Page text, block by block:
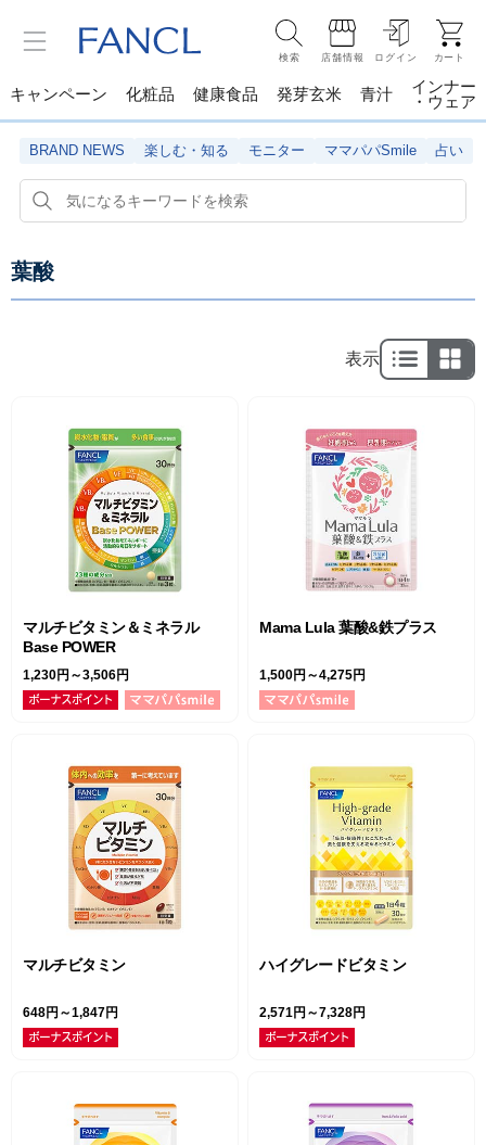
検索 店舗情報 ログイン カート
キャンペーン 化粧品 健康食品 発芽玄米 青汁
インナー
・ウェア
BRAND NEWS 楽しむ・知る モニター ママパパSmile 占い
葉酸
表示
マルチビタミン＆ミネラル
Base POWER
1,230円～3,506円
Mama Lula 葉酸&鉄プラス
1,500円～4,275円
マルチビタミン
648円～1,847円
ハイグレードビタミン
2,571円～7,328円